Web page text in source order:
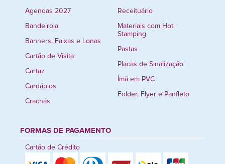
Agendas 2027
Bandeirola
Banners, Faixas e Lonas
Cartão de Visita
Cartaz
Cardápios
Crachás
Receituário
Materiais com Hot
Stamping
Pastas
Placas de Sinalização
Ímã em PVC
Folder, Flyer e Panfleto
FORMAS DE PAGAMENTO
Cartão de Crédito